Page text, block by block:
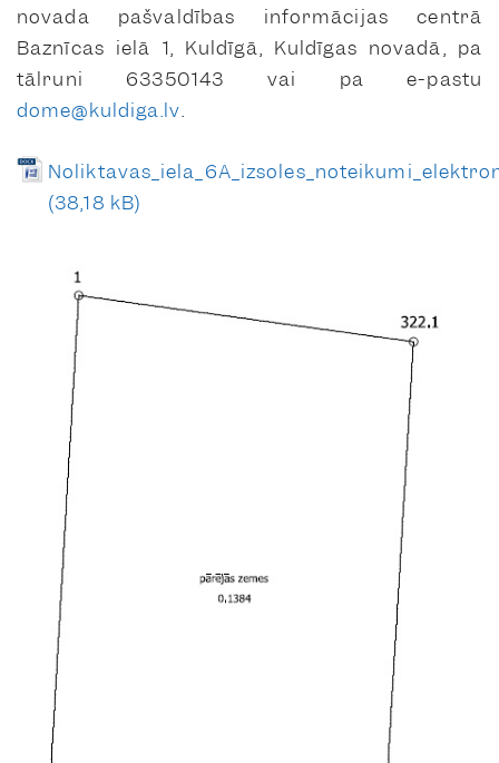
novada pašvaldības informācijas centrā
Baznīcas ielā 1, Kuldīgā, Kuldīgas novadā, pa
tālruni 63350143 vai pa e-pastu
dome@kuldiga.lv.